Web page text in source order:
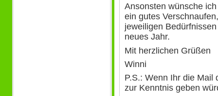
Ansonsten wünsche
ein gutes
jeweiligen
neues Jahr.
Mit herzlichen Grüßen
Winni
P.S.: Wenn Ihr die Mail
zur Kenntnis geben